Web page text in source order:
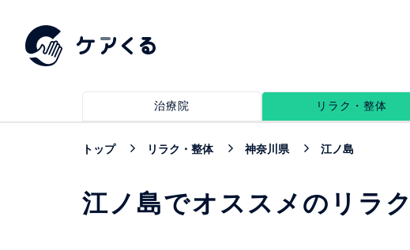
治療院 リラク・整体
トップ リラク・整体 神奈川県 江ノ島
江ノ島でオススメのリラ